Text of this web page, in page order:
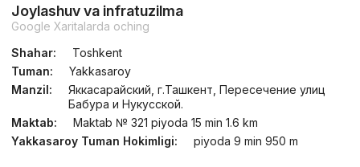
Joylashuv va infratuzilma
Google Xaritalarda oching
Shahar:
Toshkent
Tuman:
Yakkasaroy
Manzil:
Яккасарайский, г.Ташкент, Пересечение улиц
Бабура и Нукусской.
Maktab:
Maktab № 321 piyoda 15 min 1.6 km
Yakkasaroy Tuman Hokimligi:
piyoda 9 min 950 m